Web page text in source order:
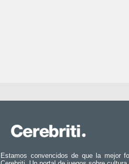
Estamos convencidos de que la mejor